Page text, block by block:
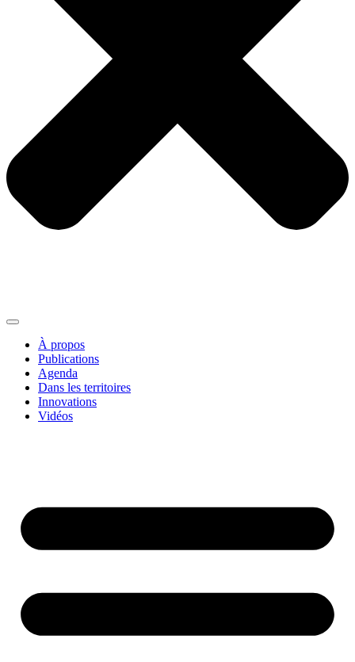
À propos
Publications
Agenda
Dans les territoires
Innovations
Vidéos